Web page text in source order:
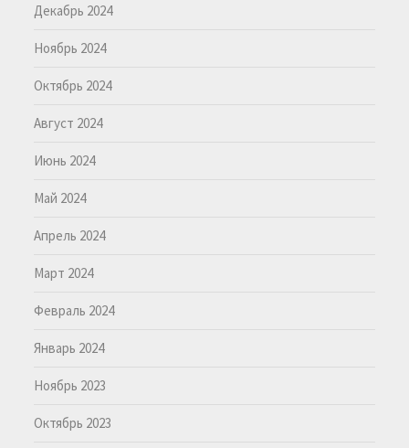
Декабрь 2024
Ноябрь 2024
Октябрь 2024
Август 2024
Июнь 2024
Май 2024
Апрель 2024
Март 2024
Февраль 2024
Январь 2024
Ноябрь 2023
Октябрь 2023